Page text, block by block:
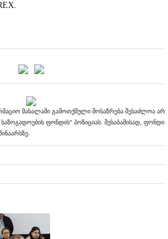
მასალაში გამოთქმული მოსაზრება შესაძლოა არ
ფონდის" პოზიციას. შესაბამისად, ფონდი